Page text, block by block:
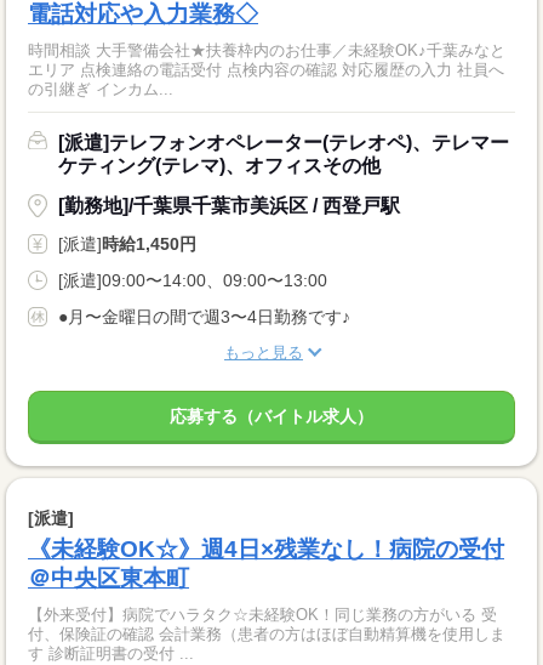
電話対応や入力業務◇
時間相談 大手警備会社★扶養枠内のお仕事／未経験OK♪千葉みなと
エリア 点検連絡の電話受付 点検内容の確認 対応履歴の入力 社員へ
の引継ぎ インカム...
[派遣]テレフォンオペレーター(テレオペ)、テレマー
ケティング(テレマ)、オフィスその他
[勤務地]/千葉県千葉市美浜区 / 西登戸駅
[派遣]時給1,450円
[派遣]09:00〜14:00、09:00〜13:00
●月〜金曜日の間で週3〜4日勤務です♪
もっと見る
応募する（バイトル求人）
[派遣]
《未経験OK☆》週4日×残業なし！病院の受付
＠中央区東本町
【外来受付】病院でハラタク☆未経験OK！同じ業務の方がいる 受
付、保険証の確認 会計業務（患者の方はほぼ自動精算機を使用しま
す 診断証明書の受付 ...